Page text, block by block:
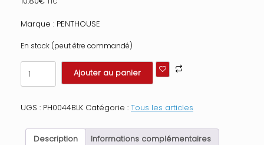
Marque : PENTHOUSE
En stock (peut être commandé)
quantité
de
Bodystocking
Fatal
Taille
Ajouter au panier
UGS : PH0044BLK Catégorie : Tous les articles
Description
Informations complémentaires